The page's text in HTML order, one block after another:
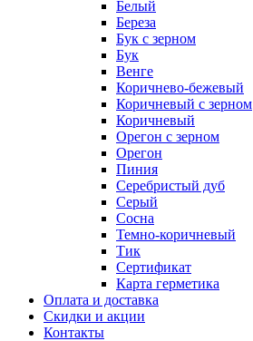
Белый
Береза
Бук с зерном
Бук
Венге
Коричнево-бежевый
Коричневый с зерном
Коричневый
Орегон с зерном
Орегон
Пиния
Серебристый дуб
Серый
Сосна
Темно-коричневый
Тик
Сертификат
Карта герметика
Оплата и доставка
Cкидки и акции
Контакты